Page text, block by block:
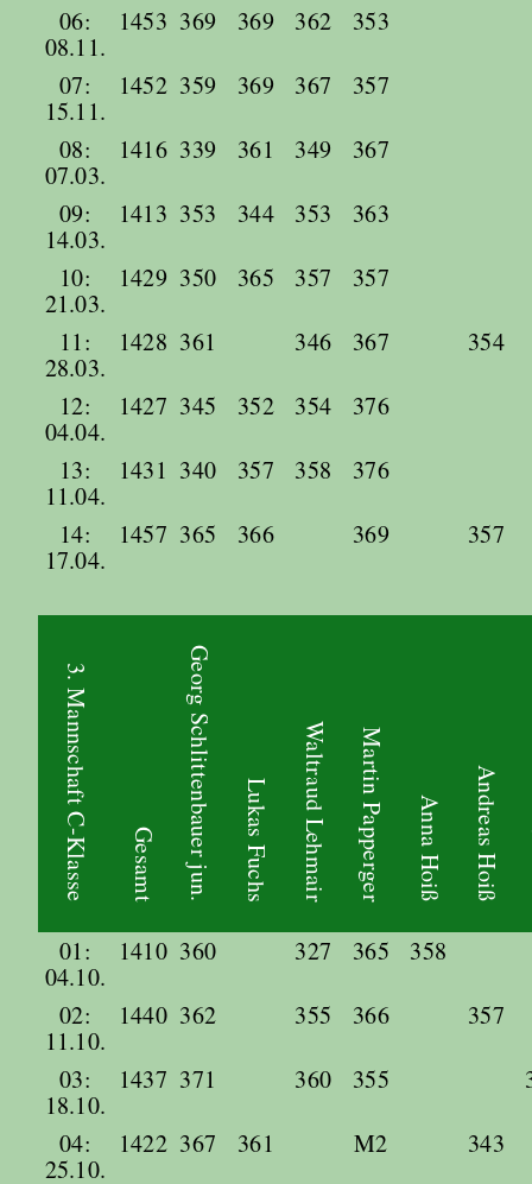
06:
08.11.
1453 369 369 362
353
07:
15.11.
1452 359 369 367
357
08:
07.03.
1416 339 361 349
367
09:
14.03.
1413 353 344 353
363
10:
21.03.
1429 350 365 357
357
11:
28.03.
1428 361 346 367
354
12:
04.04.
1427 345 352 354
376
13:
11.04.
1431 340 357 358
376
14:
17.04.
1457 365 366 369 357
3. Mannschaft C-Klasse Gesamt Georg Schlittenbauer jun. Lukas Fuchs Waltraud Lehmair Martin Papperger Anna Hoiß Andreas Hoiß
01:
04.10.
1410 360 327 365
358
02:
11.10.
1440 362 355 366
357
03:
18.10.
1437 371 360 355
04:
25.10.
1422 367 361 M2 343